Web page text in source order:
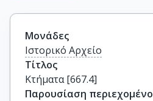
Μονάδες
Ιστορικό Αρχείο
Τίτλος
Κτήματα [667.4]
Παρουσίαση